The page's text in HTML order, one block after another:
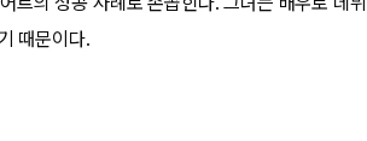
때문이다.